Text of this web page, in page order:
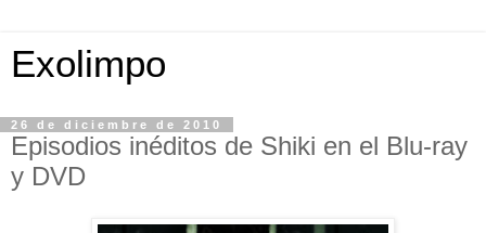
Exolimpo
26 de diciembre de 2010
Episodios inéditos de Shiki en el Blu-ray
y DVD